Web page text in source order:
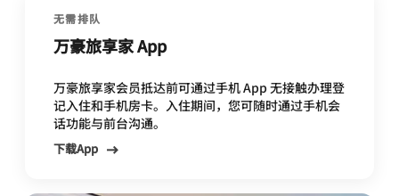
无需排队
万豪旅享家 App
万豪旅享家会员抵达前可通过手机 App 无接触办理登
记入住和手机房卡。入住期间，您可随时通过手机会
话功能与前台沟通。
下载App